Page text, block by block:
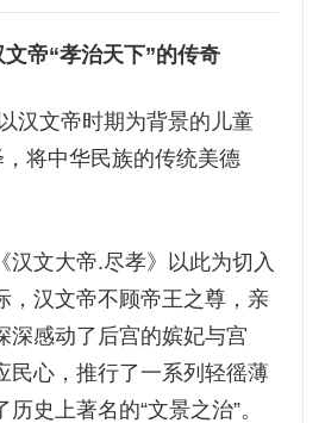
文帝“孝治天下”的传奇
汉文帝时期为背景的儿童
将中华民族的传统美德
文大帝.尽孝》以此为切入
，汉文帝不顾帝王之尊，亲
深感动了后宫的嫔妃与宫
民心，推行了一系列轻徭薄
史上著名的“文景之治”。